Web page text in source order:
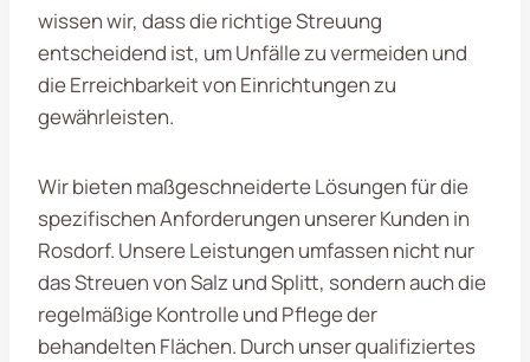
wissen wir, dass die richtige Streuung
entscheidend ist, um Unfälle zu vermeiden und
die Erreichbarkeit von Einrichtungen zu
gewährleisten.
Wir bieten maßgeschneiderte Lösungen für die
spezifischen Anforderungen unserer Kunden in
Rosdorf. Unsere Leistungen umfassen nicht nur
das Streuen von Salz und Splitt, sondern auch die
regelmäßige Kontrolle und Pflege der
behandelten Flächen. Durch unser qualifiziertes